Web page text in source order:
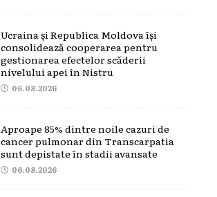
Ucraina și Republica Moldova își
consolidează cooperarea pentru
gestionarea efectelor scăderii
nivelului apei în Nistru
06.08.2026
Aproape 85% dintre noile cazuri de
cancer pulmonar din Transcarpatia
sunt depistate în stadii avansate
06.08.2026